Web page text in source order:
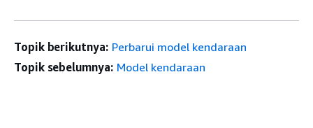
Topik berikutnya: Perbarui model kendaraan
Topik sebelumnya: Model kendaraan